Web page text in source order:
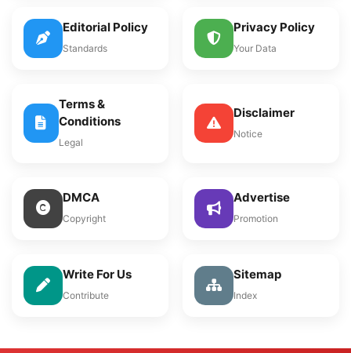
Editorial Policy
Standards
Privacy Policy
Your Data
Terms &
Conditions
Legal
Disclaimer
Notice
DMCA
Copyright
Advertise
Promotion
Write For Us
Contribute
Sitemap
Index